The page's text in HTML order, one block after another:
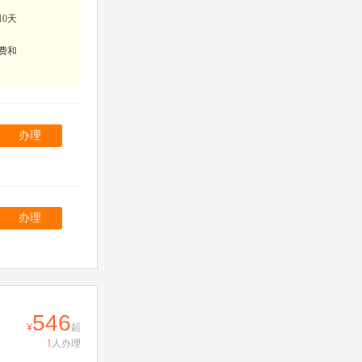
天
和
办理
办理
546起
1 人办理